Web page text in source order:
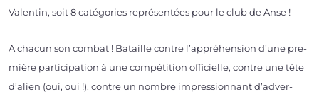
Valentin, soit 8 caté­go­ries repré­sen­tées pour le club de Anse !
A cha­cun son com­bat ! Bataille contre l’ap­pré­hen­sion d’une pre­
mière par­ti­ci­pa­tion à une com­pé­ti­tion offi­cielle, contre une tête
d’a­lien (oui, oui !), contre un nombre impres­sion­nant d’ad­ver­